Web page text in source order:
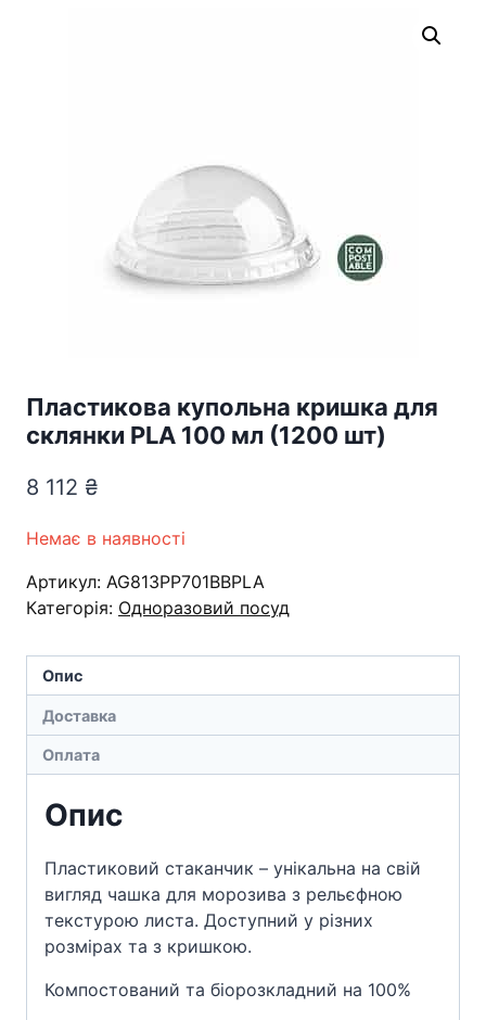
Пластикова купольна кришка для
склянки PLA 100 мл (1200 шт)
8 112 ₴
Немає в наявності
Артикул: AG813PP701BBPLA
Категорія: Одноразовий посуд
Опис
Доставка
Оплата
Опис
Пластиковий стаканчик – унікальна на свій
вигляд чашка для морозива з рельєфною
текстурою листа. Доступний у різних
розмірах та з кришкою.
Компостований та біорозкладний на 100%